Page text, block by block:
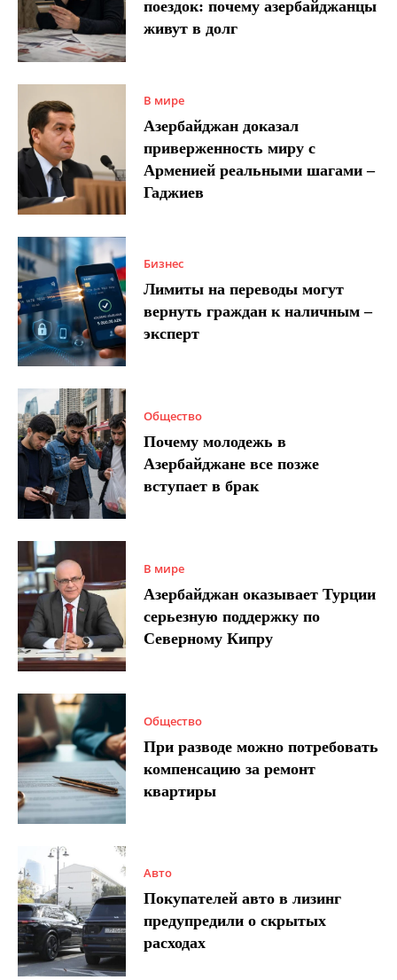
поездок: почему азербайджанцы
живут в долг
В мире
Азербайджан доказал
приверженность миру с
Арменией реальными шагами –
Гаджиев
Бизнес
Лимиты на переводы могут
вернуть граждан к наличным –
эксперт
Общество
Почему молодежь в
Азербайджане все позже
вступает в брак
В мире
Азербайджан оказывает Турции
серьезную поддержку по
Северному Кипру
Общество
При разводе можно потребовать
компенсацию за ремонт
квартиры
Авто
Покупателей авто в лизинг
предупредили о скрытых
расходах